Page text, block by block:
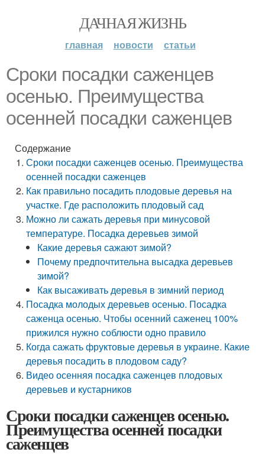
ДАЧНАЯ ЖИЗНЬ
главная новости статьи
Сроки посадки саженцев
осенью. Преимущества
осенней посадки саженцев
Содержание
Сроки посадки саженцев осенью. Преимущества
осенней посадки саженцев
Как правильно посадить плодовые деревья на
участке. Где расположить плодовый сад
Можно ли сажать деревья при минусовой
температуре. Посадка деревьев зимой
Какие деревья сажают зимой?
Почему предпочтительна высадка деревьев
зимой?
Как высаживать деревья в зимний период
Посадка молодых деревьев осенью. Посадка
саженца осенью. Чтобы осенний саженец 100%
прижился нужно соблюсти одно правило
Когда сажать фруктовые деревья в украине. Какие
деревья посадить в плодовом саду?
Видео осенняя посадка саженцев плодовых
деревьев и кустарников
Сроки посадки саженцев осенью.
Преимущества осенней посадки
саженцев